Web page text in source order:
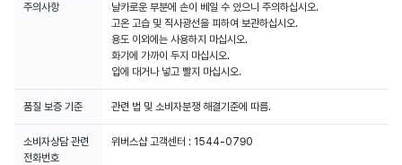
주의사항
날카로운 부분에 손이 베일 수 있으니 주의하십시오.
고온 고습 및 직사광선을 피하여 보관하십시오.
용도 이외에는 사용하지 마십시오.
화기에 가까이 두지 마십시오.
입에 대거나 넣고 빨지 마십시오.
품질 보증 기준 관련 법 및 소비자분쟁 해결기준에 따름.
소비자상담 관련
전화번호
위버스샵 고객센터 : 1544-0790